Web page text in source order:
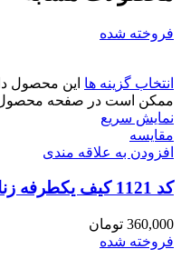
فروخته شده
انتخاب گزینه ها این محصول
ممکن است در صفحه محصول
نمایش سریع
مقايسه
افزودن به علاقه مندی
کد 1121 کیف یکطرفه زنانه جلو حلقه
360,000 تومان
فروخته شده